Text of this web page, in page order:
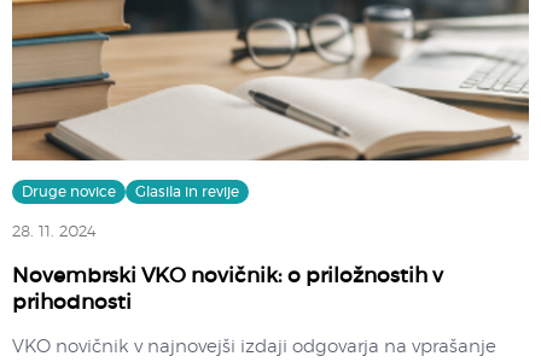
Druge novice Glasila in revije
28. 11. 2024
Novembrski VKO novičnik: o priložnostih v
prihodnosti
VKO novičnik v najnovejši izdaji odgovarja na vprašanje